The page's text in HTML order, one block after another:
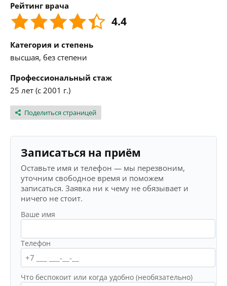
Рейтинг врача
4.4
Категория и степень
высшая, без степени
Профессиональный стаж
25 лет (с 2001 г.)
Поделиться страницей
Записаться на приём
Оставьте имя и телефон — мы перезвоним,
уточним свободное время и поможем
записаться. Заявка ни к чему не обязывает и
ничего не стоит.
Ваше имя
Телефон
Что беспокоит или когда удобно (необязательно)